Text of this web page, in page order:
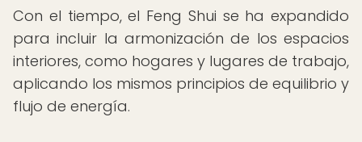
Con el tiempo, el Feng Shui se ha expandido
para incluir la armonización de los espacios
interiores, como hogares y lugares de trabajo,
aplicando los mismos principios de equilibrio y
flujo de energía.